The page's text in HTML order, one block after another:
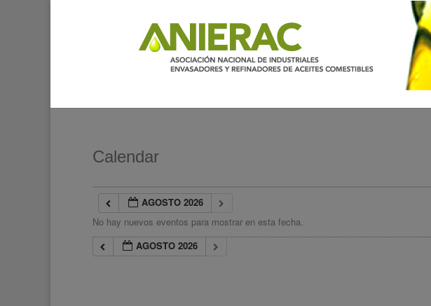
Calendar
AGOSTO 2026
No hay nuevos eventos para mostrar en esta fecha.
AGOSTO 2026